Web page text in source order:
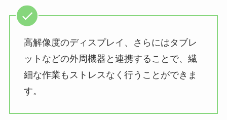
高解像度のディスプレイ、さらにはタブレ
ットなどの外周機器と連携することで、繊
細な作業もストレスなく行うことができま
す。